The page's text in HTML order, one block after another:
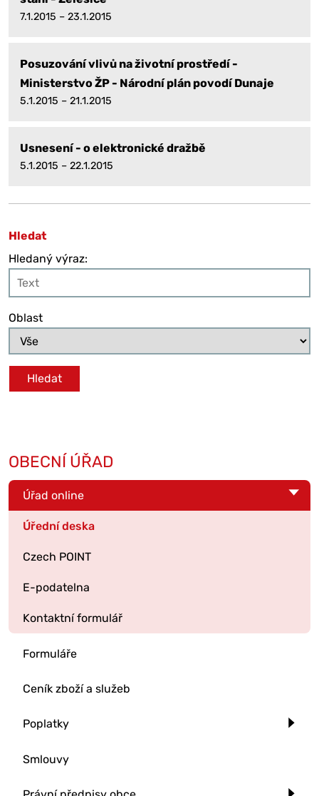
7.1.2015 – 23.1.2015
Posuzování vlivů na životní prostředí -
Ministerstvo ŽP - Národní plán povodí Dunaje
5.1.2015 – 21.1.2015
Usnesení - o elektronické dražbě
5.1.2015 – 22.1.2015
Hledat
Hledaný výraz:
Oblast
OBECNÍ ÚŘAD
Úřad online
Úřední deska
Czech POINT
E-podatelna
Kontaktní formulář
Formuláře
Ceník zboží a služeb
Poplatky
Smlouvy